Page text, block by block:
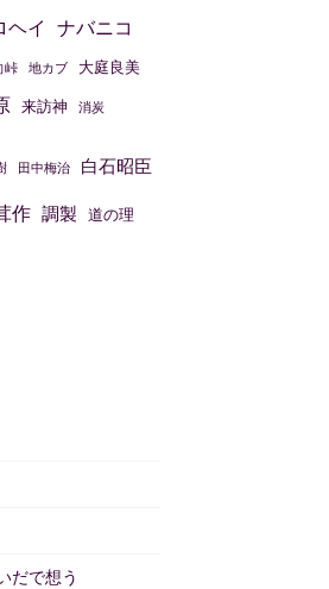
ヘイ ナバニコ
峠 地カブ 大庭良美
来訪神 消炭
田中梅治 白石昭臣
作 調製 道の理
だで想う